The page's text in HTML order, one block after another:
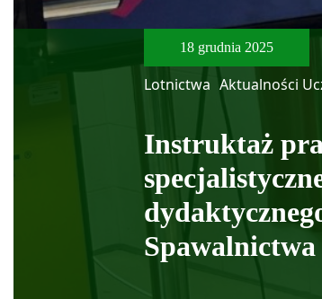
18 grudnia 2025
Lotnictwa Aktualności
Instruktaż
Spawalnictwa